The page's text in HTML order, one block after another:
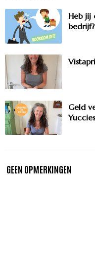
Heb jij
bedrijf?
Geld
GEEN OPMERKINGEN